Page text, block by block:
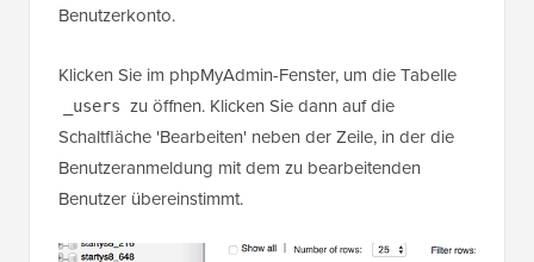
Benutzerkonto.
Klicken Sie im phpMyAdmin-Fenster, um die Tabelle
_users zu öffnen. Klicken Sie dann auf die
Schaltfläche 'Bearbeiten' neben der Zeile, in der die
Benutzeranmeldung mit dem zu bearbeitenden
Benutzer übereinstimmt.